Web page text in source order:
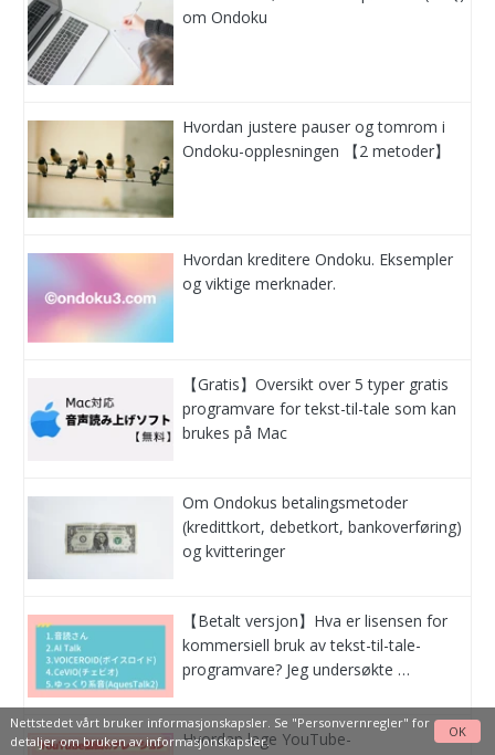
om Ondoku
Hvordan justere pauser og tomrom i
Ondoku-opplesningen 【2 metoder】
Hvordan kreditere Ondoku. Eksempler
og viktige merknader.
【Gratis】Oversikt over 5 typer gratis
programvare for tekst-til-tale som kan
brukes på Mac
Om Ondokus betalingsmetoder
(kredittkort, debetkort, bankoverføring)
og kvitteringer
【Betalt versjon】Hva er lisensen for
kommersiell bruk av tekst-til-tale-
programvare? Jeg undersøkte …
Hvordan lage YouTube-
Nettstedet vårt bruker informasjonskapsler. Se "Personvernregler" for
detaljer om bruken av informasjonskapsler.
OK